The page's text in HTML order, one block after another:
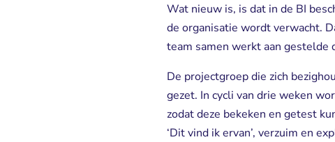
Wat nieuw is, is dat in de BI
de organisatie wordt verwacht.
team samen werkt aan gestelde
De projectgroep die zich
gezet. In cycli van drie weken
zodat deze bekeken en getest
‘Dit vind ik ervan’, verzuim en